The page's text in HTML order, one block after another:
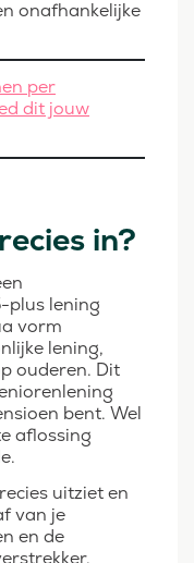
onafhankelijke
per
dit jouw
in?
plus lening
vorm
lening,
ouderen. Dit
bent. Wel
aflossing
uitziet en
van je
en de